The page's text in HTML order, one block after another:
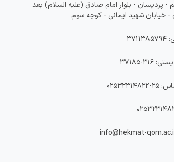
- پردیسان - بلوار امام صادق (علیه السلام) بعد
- خیابان شهید ایمانی - کوچه سوم
۳۷۱۸۵